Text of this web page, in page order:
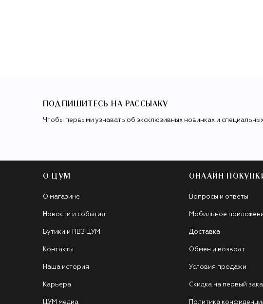
ПОДПИШИТЕСЬ НА РАССЫЛКУ
Чтобы первыми узнавать об эксклюзивных новинках и
О ЦУМ
О магазине
Новости и события
Бутики и ПВЗ ЦУМ
Контакты
Наша история
Карьера
ЦУМ медиа
ОНЛАЙН
Вопросы и ответы
Мобильное
Доставка
Обмен и возврат
Условия продажи
Скидка на первый
Политика